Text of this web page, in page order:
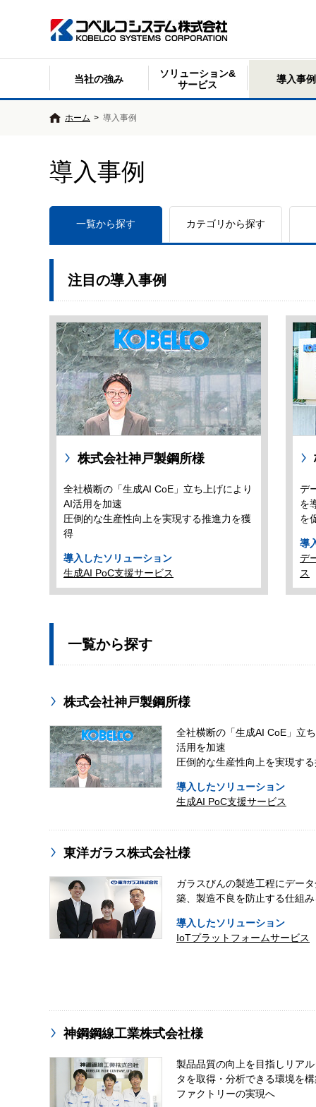
当社の強み
ソリューション&
サービス
導入事例
ホーム > 導入事例
導入事例
一覧から探す カテゴリから探す
注目の導入事例
株式会社神戸製鋼所様
全社横断の「生成AI CoE」立ち上げにより
AI活用を加速
圧倒的な生産性向上を実現する推進力を獲
得
導入したソリューション
生成AI PoC支援サービス
デ
を
を
導
デ
ス
一覧から探す
株式会社神戸製鋼所様
全社横断の「生成AI CoE」立
活用を加速
圧倒的な生産性向上を実現す
導入したソリューション
生成AI PoC支援サービス
東洋ガラス株式会社様
ガラスびんの製造工程にデー
築、製造不良を防止する仕組
導入したソリューション
IoTプラットフォームサービス
神鋼鋼線工業株式会社様
製品品質の向上を目指しリア
タを取得・分析できる環境を
ファクトリーの実現へ